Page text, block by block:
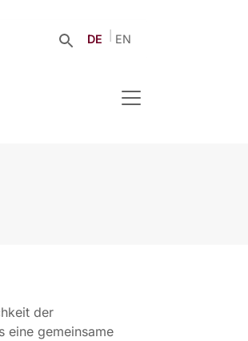
DE EN
der
eine gemeinsame